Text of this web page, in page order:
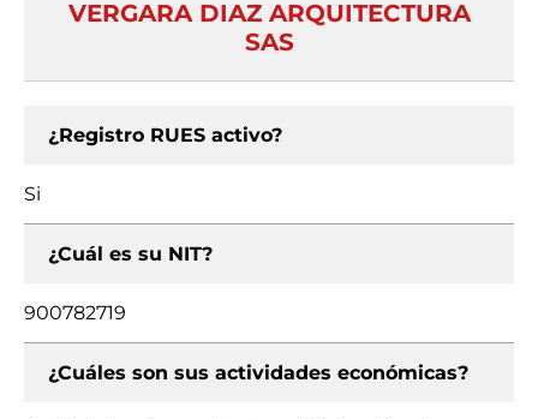
VERGARA DIAZ ARQUITECTURA
SAS
¿Registro RUES activo?
Si
¿Cuál es su NIT?
900782719
¿Cuáles son sus actividades económicas?